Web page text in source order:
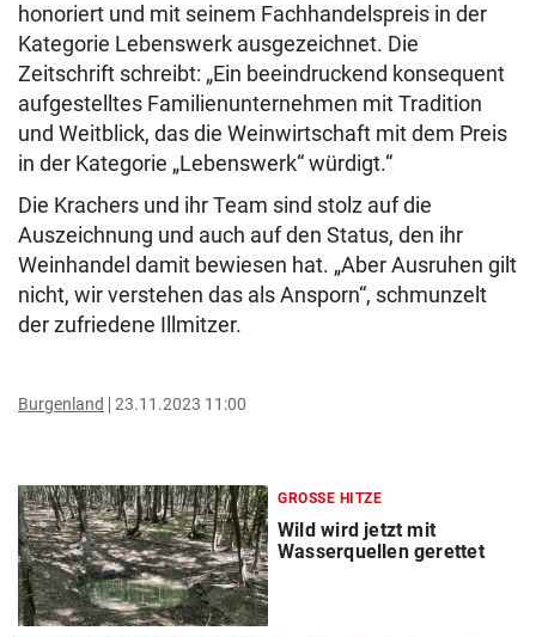
honoriert und mit seinem Fachhandelspreis in der
Kategorie Lebenswerk ausgezeichnet. Die
Zeitschrift schreibt: „Ein beeindruckend konsequent
aufgestelltes Familienunternehmen mit Tradition
und Weitblick, das die Weinwirtschaft mit dem Preis
in der Kategorie „Lebenswerk“ würdigt.“
Die Krachers und ihr Team sind stolz auf die
Auszeichnung und auch auf den Status, den ihr
Weinhandel damit bewiesen hat. „Aber Ausruhen gilt
nicht, wir verstehen das als Ansporn“, schmunzelt
der zufriedene Illmitzer.
Burgenland 23.11.2023 11:00
GROSSE HITZE
Wild wird jetzt mit
Wasserquellen gerettet